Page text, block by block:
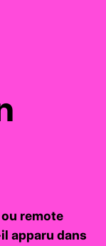
remote
apparu dans